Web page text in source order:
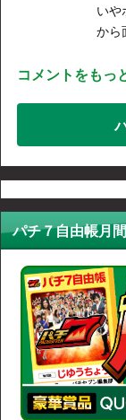
いや
から
コメントをもっ
パチ７自由帳月